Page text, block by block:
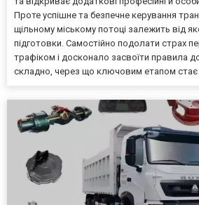
Проте успішне та безпечне керування
щільному міському потоці залежить від
підготовки. Самостійно подолати страх
трафіком і досконало засвоїти правила
складно, через що ключовим етапом стає